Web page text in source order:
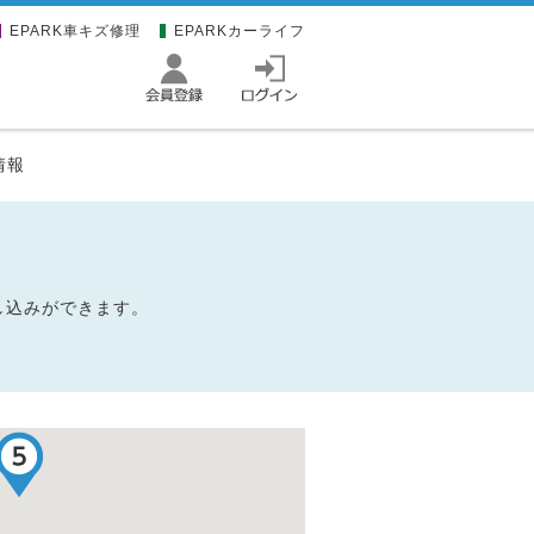
EPARK車キズ修理 EPARKカーライフ
報
みができます。